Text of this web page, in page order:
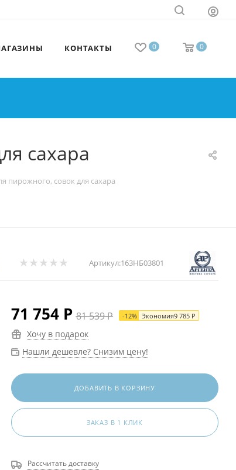
0 0
КОНТАКТЫ
сахара
пирожного, совок для сахара
Артикул:163НБ03801
71 754Р 81 539Р -12% Экономия9 785Р
Хочу в подарок
Нашли дешевле? Снизим цену!
ДОБАВИТЬ В КОРЗИНУ
ЗАКАЗ В 1 КЛИК
Рассчитать доставку